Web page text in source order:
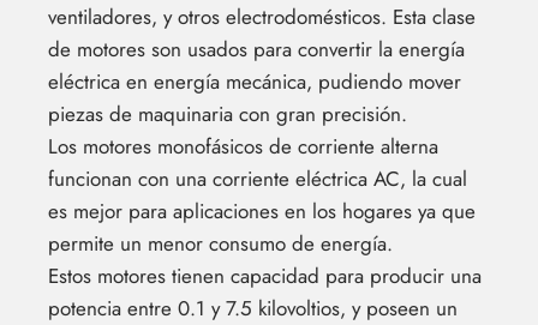
ventiladores, y otros electrodomésticos. Esta clase
de motores son usados para convertir la energía
eléctrica en energía mecánica, pudiendo mover
piezas de maquinaria con gran precisión.
Los motores monofásicos de corriente alterna
funcionan con una corriente eléctrica AC, la cual
es mejor para aplicaciones en los hogares ya que
permite un menor consumo de energía.
Estos motores tienen capacidad para producir una
potencia entre 0.1 y 7.5 kilovoltios, y poseen un